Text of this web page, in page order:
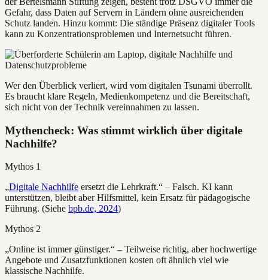
Gefahr, dass Daten auf Servern in Ländern ohne ausreichenden
Schutz landen. Hinzu kommt: Die ständige Präsenz digitaler Tools
kann zu Konzentrationsproblemen und Internetsucht führen.
Wer den Überblick verliert, wird vom digitalen Tsunami überrollt.
Es braucht klare Regeln, Medienkompetenz und die Bereitschaft,
sich nicht von der Technik vereinnahmen zu lassen.
Mythencheck: Was stimmt wirklich über digitale
Nachhilfe?
Mythos 1
„Digitale Nachhilfe ersetzt die Lehrkraft.“ – Falsch. KI kann
unterstützen, bleibt aber Hilfsmittel, kein Ersatz für pädagogische
Führung. (Siehe bpb.de, 2024)
Mythos 2
„Online ist immer günstiger.“ – Teilweise richtig, aber hochwertige
Angebote und Zusatzfunktionen kosten oft ähnlich viel wie
klassische Nachhilfe.